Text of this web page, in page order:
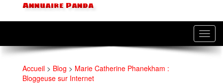
Annuaire Panda
Accueil > Blog > Marie Catherine Phanekham :
Bloggeuse sur Internet